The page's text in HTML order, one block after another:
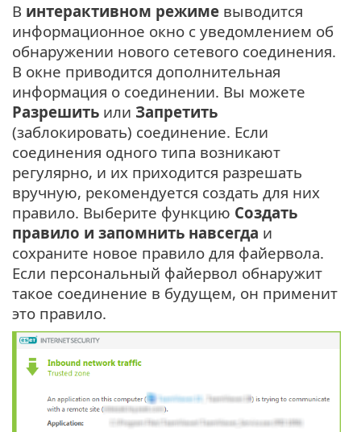
В интерактивном режиме выводится
информационное окно с уведомлением об
обнаружении нового сетевого соединения.
В окне приводится дополнительная
информация о соединении. Вы можете
Разрешить или Запретить
(заблокировать) соединение. Если
соединения одного типа возникают
регулярно, и их приходится разрешать
вручную, рекомендуется создать для них
правило. Выберите функцию Создать
правило и запомнить навсегда и
сохраните новое правило для файервола.
Если персональный файервол обнаружит
такое соединение в будущем, он применит
это правило.